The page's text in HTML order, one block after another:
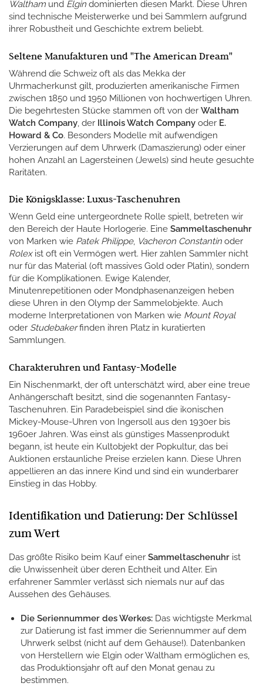
Waltham und Elgin dominierten diesen Markt. Diese Uhren
sind technische Meisterwerke und bei Sammlern aufgrund
ihrer Robustheit und Geschichte extrem beliebt.
Seltene Manufakturen und "The American Dream"
Während die Schweiz oft als das Mekka der
Uhrmacherkunst gilt, produzierten amerikanische Firmen
zwischen 1850 und 1950 Millionen von hochwertigen Uhren.
Die begehrtesten Stücke stammen oft von der Waltham
Watch Company, der Illinois Watch Company oder E.
Howard & Co. Besonders Modelle mit aufwendigen
Verzierungen auf dem Uhrwerk (Damaszierung) oder einer
hohen Anzahl an Lagersteinen (Jewels) sind heute gesuchte
Raritäten.
Die Königsklasse: Luxus-Taschenuhren
Wenn Geld eine untergeordnete Rolle spielt, betreten wir
den Bereich der Haute Horlogerie. Eine Sammeltaschenuhr
von Marken wie Patek Philippe, Vacheron Constantin oder
Rolexist oft ein Vermögen wert. Hier zahlen Sammler nicht
nur für das Material (oft massives Gold oder Platin), sondern
für die Komplikationen. Ewige Kalender,
Minutenrepetitionen oder Mondphasenanzeigen heben
diese Uhren in den Olymp der Sammelobjekte. Auch
moderne Interpretationen von Marken wie Mount Royal
oder Studebakerfinden ihren Platz in kuratierten
Sammlungen.
Charakteruhren und Fantasy-Modelle
Ein Nischenmarkt, der oft unterschätzt wird, aber eine treue
Anhängerschaft besitzt, sind die sogenannten Fantasy-
Taschenuhren. Ein Paradebeispiel sind die ikonischen
Mickey-Mouse-Uhren von Ingersoll aus den 1930er bis
1960er Jahren. Was einst als günstiges Massenprodukt
begann, ist heute ein Kultobjekt der Popkultur, das bei
Auktionen erstaunliche Preise erzielen kann. Diese Uhren
appellieren an das innere Kind und sind ein wunderbarer
Einstieg in das Hobby.
Identifikation und Datierung: Der Schlüssel
zum Wert
Das größte Risiko beim Kauf einer Sammeltaschenuhr ist
die Unwissenheit über deren Echtheit und Alter. Ein
erfahrener Sammler verlässt sich niemals nur auf das
Aussehen des Gehäuses.
Die Seriennummer des Werkes: Das wichtigste Merkmal
zur Datierung ist fast immer die Seriennummer auf dem
Uhrwerk selbst (nicht auf dem Gehäuse!). Datenbanken
von Herstellern wie Elgin oder Waltham ermöglichen es,
das Produktionsjahr oft auf den Monat genau zu
bestimmen.